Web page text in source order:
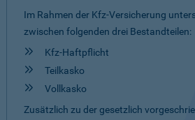
Im Rahmen der Kfz-Versicherung
zwischen folgenden drei Bestandteilen:
Kfz-Haftpflicht
Teilkasko
Vollkasko
Zusätzlich zu der gesetzlich